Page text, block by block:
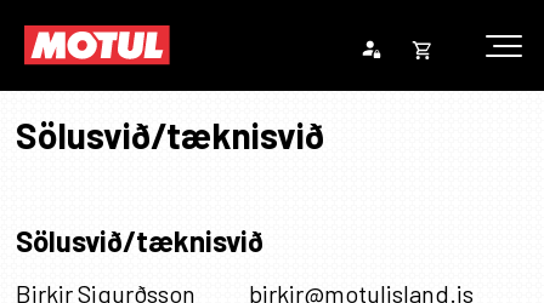
Endurheimta lykilorð
Opna
Karfan þín
Karfan er tóm.
Sölusvið/tæknisvið
Sölusvið/tæknisvið
Nafn
Birkir Sigurðsson Starfsheiti
Netfang
birkir@motulisland.is